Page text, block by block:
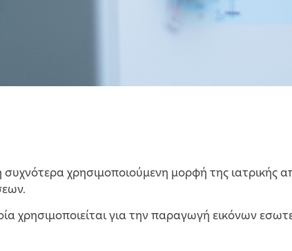
χρησιμοποιούμενη μορφή της ιατρικής
χρησιμοποιείται για την παραγωγή εικόνων